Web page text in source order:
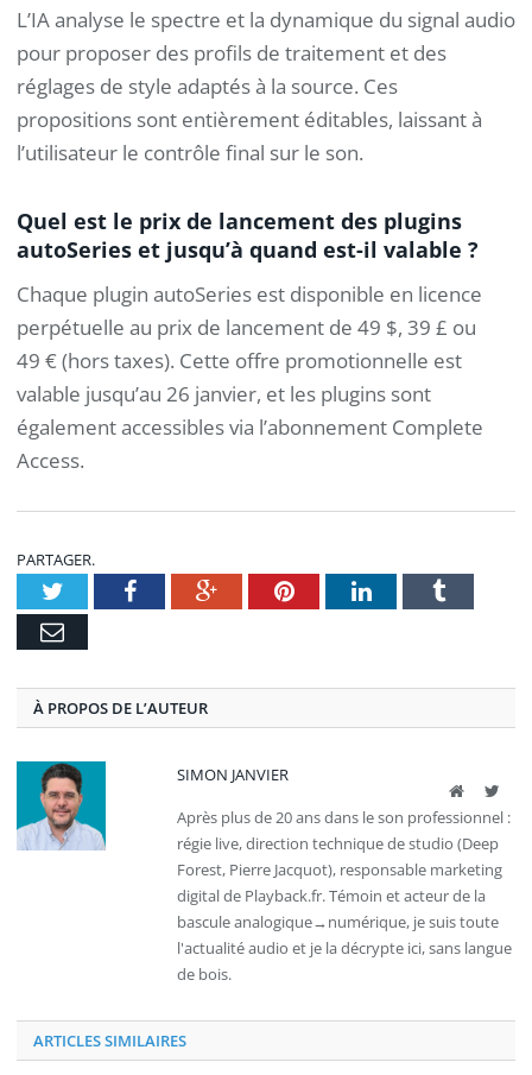
L’IA analyse le spectre et la dynamique du signal audio
pour proposer des profils de traitement et des
réglages de style adaptés à la source. Ces
propositions sont entièrement éditables, laissant à
l’utilisateur le contrôle final sur le son.
Quel est le prix de lancement des plugins
autoSeries et jusqu’à quand est-il valable ?
Chaque plugin autoSeries est disponible en licence
perpétuelle au prix de lancement de 49 $, 39 £ ou
49 € (hors taxes). Cette offre promotionnelle est
valable jusqu’au 26 janvier, et les plugins sont
également accessibles via l’abonnement Complete
Access.
PARTAGER.
TwitterFacebookGoogle+PinterestLinkedInTumblr
E-
À PROPOS DE L’AUTEUR
SIMON JANVIER
Site
web
Après plus de 20 ans dans le son professionnel :
régie live, direction technique de studio (Deep
Forest, Pierre Jacquot), responsable marketing
digital de Playback.fr. Témoin et acteur de la
bascule analogique→numérique, je suis toute
l'actualité audio et je la décrypte ici, sans langue
de bois.
ARTICLES SIMILAIRES